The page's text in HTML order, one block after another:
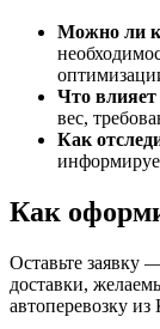
Можно ли
Что влияет
вес,
Как
Как
Оставьте заявку
доставки,
автоперевозку